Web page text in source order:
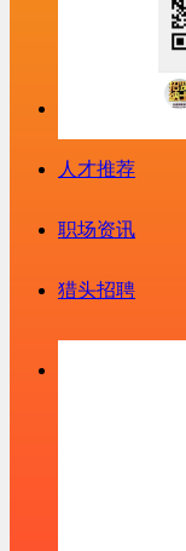
人才推荐
职场资讯
猎头招聘